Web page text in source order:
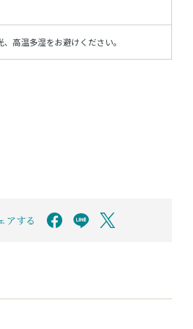
、高温多湿をお避けください。
アする